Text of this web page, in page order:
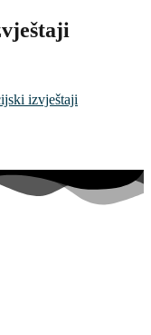
izvještaji